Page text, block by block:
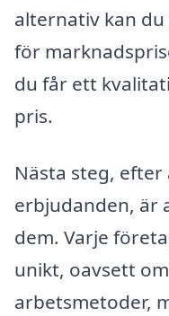
alternativ kan
för
du får ett
pris.
Nästa steg,
erbjudanden, är
dem. Varje
unikt, oavsett
arbetsmetoder,